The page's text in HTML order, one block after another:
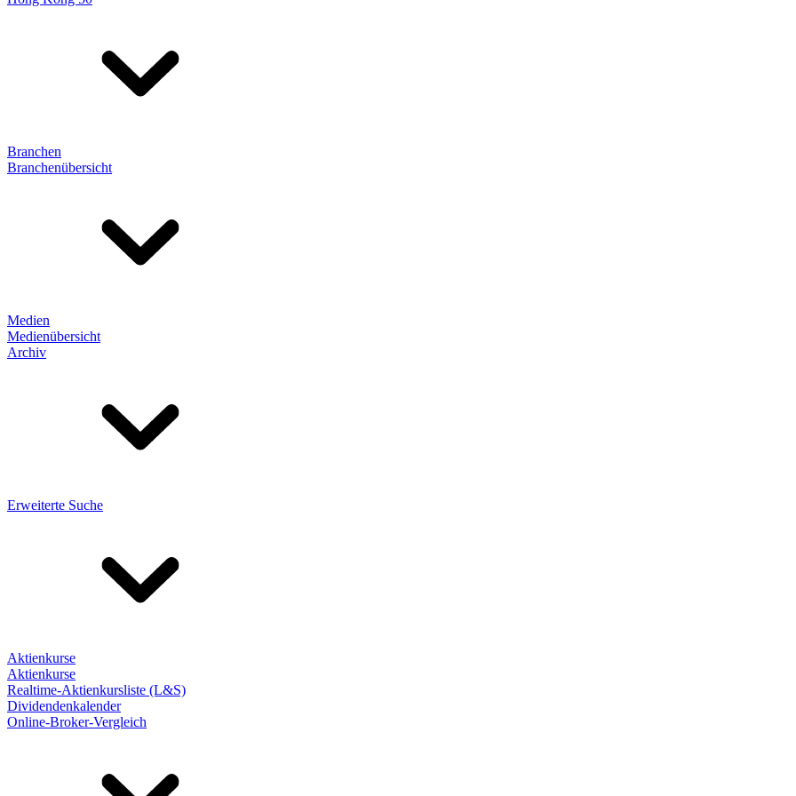
Branchen
Branchenübersicht
Medien
Medienübersicht
Archiv
Erweiterte Suche
Aktienkurse
Aktienkurse
Realtime-Aktienkursliste (L&S)
Dividendenkalender
Online-Broker-Vergleich